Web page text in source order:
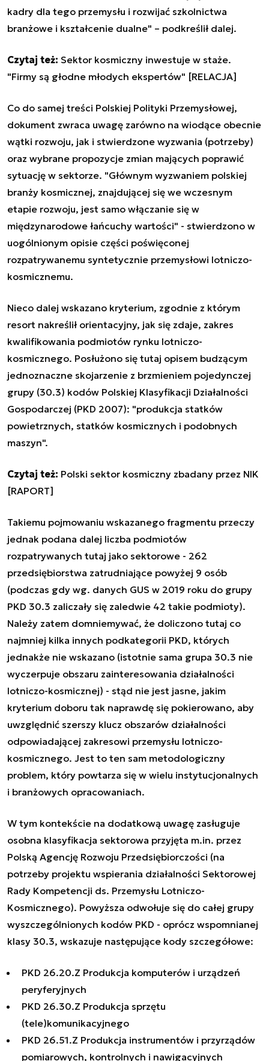
kadry dla tego przemysłu i rozwijać szkolnictwa
branżowe i kształcenie dualne" – podkreślił dalej.
Czytaj też: Sektor kosmiczny inwestuje w staże.
"Firmy są głodne młodych ekspertów" [RELACJA]
Co do samej treści Polskiej Polityki Przemysłowej,
dokument zwraca uwagę zarówno na wiodące obecnie
wątki rozwoju, jak i stwierdzone wyzwania (potrzeby)
oraz wybrane propozycje zmian mających poprawić
sytuację w sektorze. "Głównym wyzwaniem polskiej
branży kosmicznej, znajdującej się we wczesnym
etapie rozwoju, jest samo włączanie się w
międzynarodowe łańcuchy wartości" - stwierdzono w
uogólnionym opisie części poświęconej
rozpatrywanemu syntetycznie przemysłowi lotniczo-
kosmicznemu.
Nieco dalej wskazano kryterium, zgodnie z którym
resort nakreślił orientacyjny, jak się zdaje, zakres
kwalifikowania podmiotów rynku lotniczo-
kosmicznego. Posłużono się tutaj opisem budzącym
jednoznaczne skojarzenie z brzmieniem pojedynczej
grupy (30.3) kodów Polskiej Klasyfikacji Działalności
Gospodarczej (PKD 2007): "produkcja statków
powietrznych, statków kosmicznych i podobnych
maszyn".
Czytaj też: Polski sektor kosmiczny zbadany przez NIK
[RAPORT]
Takiemu pojmowaniu wskazanego fragmentu przeczy
jednak podana dalej liczba podmiotów
rozpatrywanych tutaj jako sektorowe - 262
przedsiębiorstwa zatrudniające powyżej 9 osób
(podczas gdy wg. danych GUS w 2019 roku do grupy
PKD 30.3 zaliczały się zaledwie 42 takie podmioty).
Należy zatem domniemywać, że doliczono tutaj co
najmniej kilka innych podkategorii PKD, których
jednakże nie wskazano (istotnie sama grupa 30.3 nie
wyczerpuje obszaru zainteresowania działalności
lotniczo-kosmicznej) - stąd nie jest jasne, jakim
kryterium doboru tak naprawdę się pokierowano, aby
uwzględnić szerszy klucz obszarów działalności
odpowiadającej zakresowi przemysłu lotniczo-
kosmicznego. Jest to ten sam metodologiczny
problem, który powtarza się w wielu instytucjonalnych
i branżowych opracowaniach.
W tym kontekście na dodatkową uwagę zasługuje
osobna klasyfikacja sektorowa przyjęta m.in. przez
Polską Agencję Rozwoju Przedsiębiorczości (na
potrzeby projektu wspierania działalności Sektorowej
Rady Kompetencji ds. Przemysłu Lotniczo-
Kosmicznego). Powyższa odwołuje się do całej grupy
wyszczególnionych kodów PKD - oprócz wspomnianej
klasy 30.3, wskazuje następujące kody szczegółowe:
PKD 26.20.Z Produkcja komputerów i urządzeń
peryferyjnych
PKD 26.30.Z Produkcja sprzętu
(tele)komunikacyjnego
PKD 26.51.Z Produkcja instrumentów i przyrządów
pomiarowych, kontrolnych i nawigacyjnych